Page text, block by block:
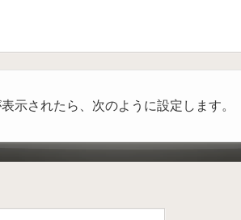
示されたら、次のように設定します。